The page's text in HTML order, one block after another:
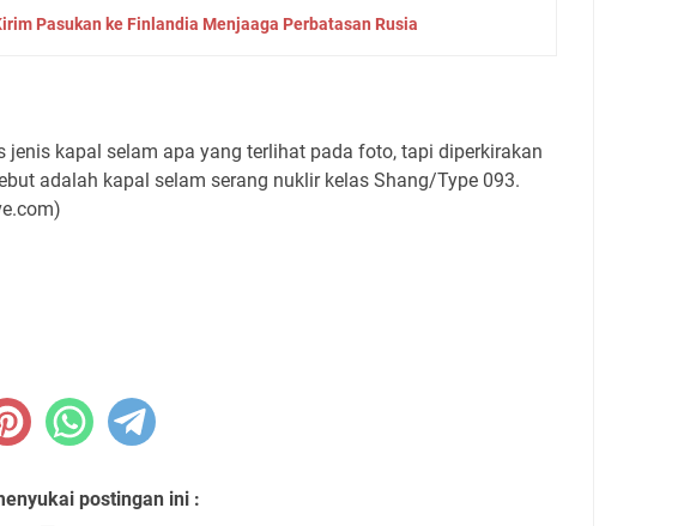
Pasukan ke Finlandia Menjaaga Perbatasan Rusia
jenis kapal selam apa yang terlihat pada foto, tapi diperkirakan
adalah kapal selam serang nuklir kelas Shang/Type 093.
postingan ini :